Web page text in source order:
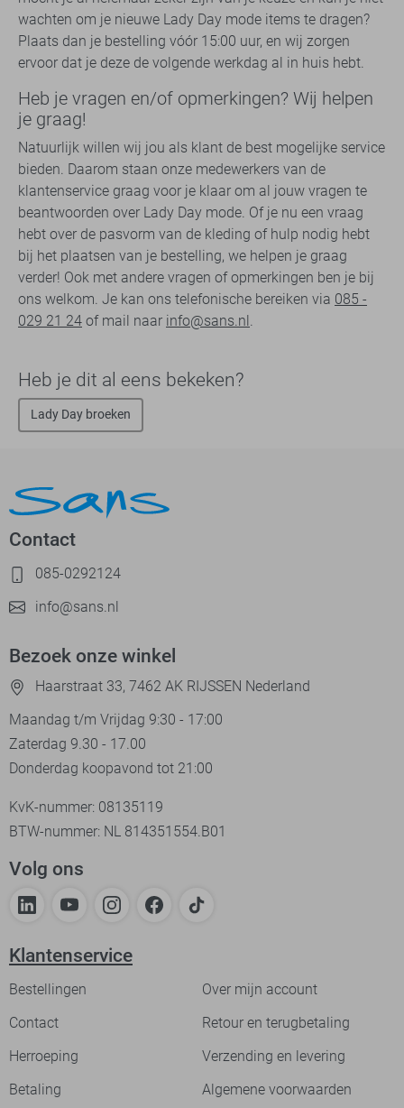
wachten om je nieuwe Lady Day mode items te dragen?
Plaats dan je bestelling vóór 15:00 uur, en wij zorgen
ervoor dat je deze de volgende werkdag al in huis hebt.
Heb je vragen en/of opmerkingen? Wij helpen
je graag!
Natuurlijk willen wij jou als klant de best mogelijke service
bieden. Daarom staan onze medewerkers van de
klantenservice graag voor je klaar om al jouw vragen te
beantwoorden over Lady Day mode. Of je nu een vraag
hebt over de pasvorm van de kleding of hulp nodig hebt
bij het plaatsen van je bestelling, we helpen je graag
verder! Ook met andere vragen of opmerkingen ben je bij
ons welkom. Je kan ons telefonische bereiken via 085 -
029 21 24 of mail naar info@sans.nl.
Heb je dit al eens bekeken?
Lady Day broeken
Contact
085-0292124
info@sans.nl
Bezoek onze winkel
Haarstraat 33, 7462 AK RIJSSEN Nederland
Maandag t/m Vrijdag 9:30 - 17:00
Zaterdag 9.30 - 17.00
Donderdag koopavond tot 21:00
KvK-nummer: 08135119
BTW-nummer: NL 814351554.B01
Volg ons
Klantenservice
Bestellingen
Over mijn account
Contact
Retour en terugbetaling
Herroeping
Verzending en levering
Betaling
Algemene voorwaarden